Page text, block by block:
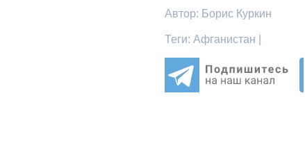
Автор: Борис Куркин
Теги:Афганистан |